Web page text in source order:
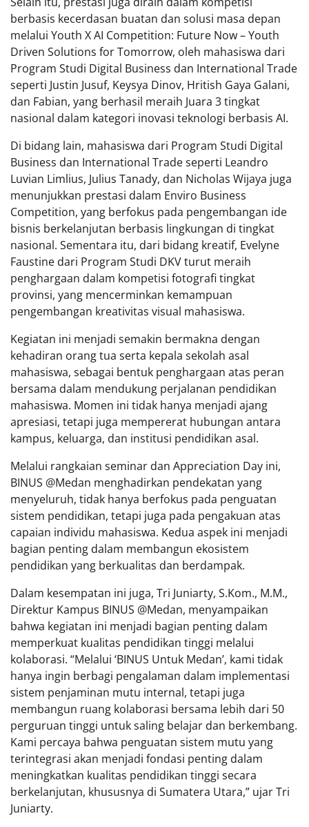
berbasis kecerdasan buatan dan solusi masa depan
melalui Youth X AI Competition: Future Now – Youth
Driven Solutions for Tomorrow, oleh mahasiswa dari
Program Studi Digital Business dan International Trade
seperti Justin Jusuf, Keysya Dinov, Hritish Gaya Galani,
dan Fabian, yang berhasil meraih Juara 3 tingkat
nasional dalam kategori inovasi teknologi berbasis AI.
Di bidang lain, mahasiswa dari Program Studi Digital
Business dan International Trade seperti Leandro
Luvian Limlius, Julius Tanady, dan Nicholas Wijaya juga
menunjukkan prestasi dalam Enviro Business
Competition, yang berfokus pada pengembangan ide
bisnis berkelanjutan berbasis lingkungan di tingkat
nasional. Sementara itu, dari bidang kreatif, Evelyne
Faustine dari Program Studi DKV turut meraih
penghargaan dalam kompetisi fotografi tingkat
provinsi, yang mencerminkan kemampuan
pengembangan kreativitas visual mahasiswa.
Kegiatan ini menjadi semakin bermakna dengan
kehadiran orang tua serta kepala sekolah asal
mahasiswa, sebagai bentuk penghargaan atas peran
bersama dalam mendukung perjalanan pendidikan
mahasiswa. Momen ini tidak hanya menjadi ajang
apresiasi, tetapi juga mempererat hubungan antara
kampus, keluarga, dan institusi pendidikan asal.
Melalui rangkaian seminar dan Appreciation Day ini,
BINUS @Medan menghadirkan pendekatan yang
menyeluruh, tidak hanya berfokus pada penguatan
sistem pendidikan, tetapi juga pada pengakuan atas
capaian individu mahasiswa. Kedua aspek ini menjadi
bagian penting dalam membangun ekosistem
pendidikan yang berkualitas dan berdampak.
Dalam kesempatan ini juga, Tri Juniarty, S.Kom., M.M.,
Direktur Kampus BINUS @Medan, menyampaikan
bahwa kegiatan ini menjadi bagian penting dalam
memperkuat kualitas pendidikan tinggi melalui
kolaborasi. “Melalui ‘BINUS Untuk Medan’, kami tidak
hanya ingin berbagi pengalaman dalam implementasi
sistem penjaminan mutu internal, tetapi juga
membangun ruang kolaborasi bersama lebih dari 50
perguruan tinggi untuk saling belajar dan berkembang.
Kami percaya bahwa penguatan sistem mutu yang
terintegrasi akan menjadi fondasi penting dalam
meningkatkan kualitas pendidikan tinggi secara
berkelanjutan, khususnya di Sumatera Utara,” ujar Tri
Juniarty.